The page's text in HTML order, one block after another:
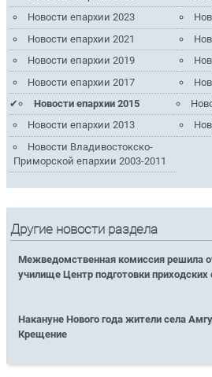
Новости епархии 2023
Новости епархии 2021
Новости епархии 2019
Новости епархии 2017
Новости епархии 2015
Новости епархии 2013
Новости Владивостокско-
Приморской епархии 2003-2011
Другие новости раздела
Межведомственная комиссия решила
училище Центр подготовки приходских
Накануне Нового года жители села
Крещение